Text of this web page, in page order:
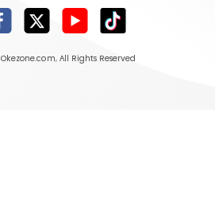
Okezone.com, All Rights Reserved